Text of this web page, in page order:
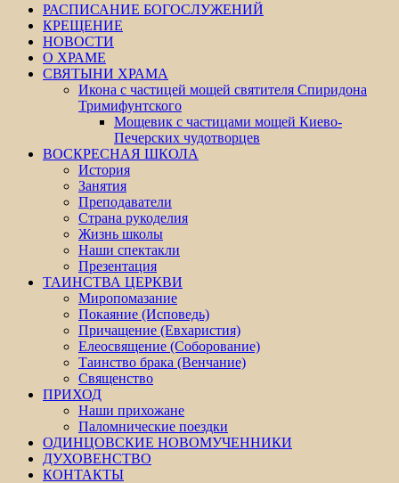
РАСПИСАНИЕ БОГОСЛУЖЕНИЙ
КРЕЩЕНИЕ
НОВОСТИ
О ХРАМЕ
СВЯТЫНИ ХРАМА
Икона с частицей мощей святителя Спиридона
Тримифунтского
Мощевик с частицами мощей Киево-
Печерских чудотворцев
ВОСКРЕСНАЯ ШКОЛА
История
Занятия
Преподаватели
Страна рукоделия
Жизнь школы
Наши спектакли
Презентация
ТАИНСТВА ЦЕРКВИ
Миропомазание
Покаяние (Исповедь)
Причащение (Евхаристия)
Елеосвящение (Соборование)
Таинство брака (Венчание)
Священство
ПРИХОД
Наши прихожане
Паломнические поездки
ОДИНЦОВСКИЕ НОВОМУЧЕННИКИ
ДУХОВЕНСТВО
КОНТАКТЫ